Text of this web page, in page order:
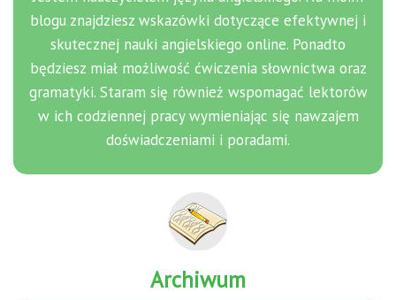
blogu znajdziesz wskazówki dotyczące efektywnej i
skutecznej nauki angielskiego online. Ponadto
będziesz miał możliwość ćwiczenia słownictwa oraz
gramatyki. Staram się również wspomagać lektorów
w ich codziennej pracy wymieniając się nawzajem
doświadczeniami i poradami.
Archiwum